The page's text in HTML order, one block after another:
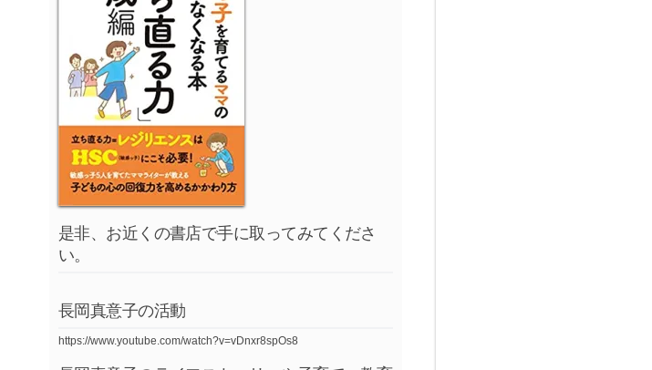
是非、お近くの書店で手に取ってみてくださ
い。
長岡真意子の活動
https://www.youtube.com/watch?v=vDnxr8spOs8